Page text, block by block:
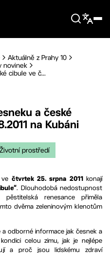
Aktuálně z Prahy 10
novinek
cibule ve č...
a české
na Kubáni
Životní prostředí
čtvrtek 25. srpna 2011 konají
. Dlouhodobá nedostupnost
renesance přiměla
dvěma zeleninovým klenotům
odborné informace jak česnek a
celou zimu, jak je nejlépe
a proč jsou lidskému zdraví